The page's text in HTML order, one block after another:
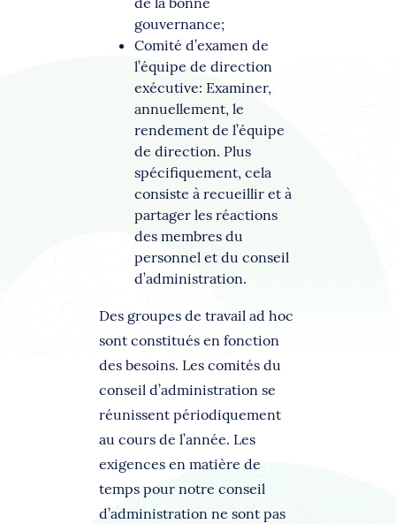
gouvernance;
Comité d’examen de
l’équipe de direction
exécutive: Examiner,
annuellement, le
rendement de l’équipe
de direction. Plus
spécifiquement, cela
consiste à recueillir et à
partager les réactions
des membres du
personnel et du conseil
d’administration.
Des groupes de travail ad hoc
sont constitués en fonction
des besoins. Les comités du
conseil d’administration se
réunissent périodiquement
au cours de l’année. Les
exigences en matière de
temps pour notre conseil
d’administration ne sont pas